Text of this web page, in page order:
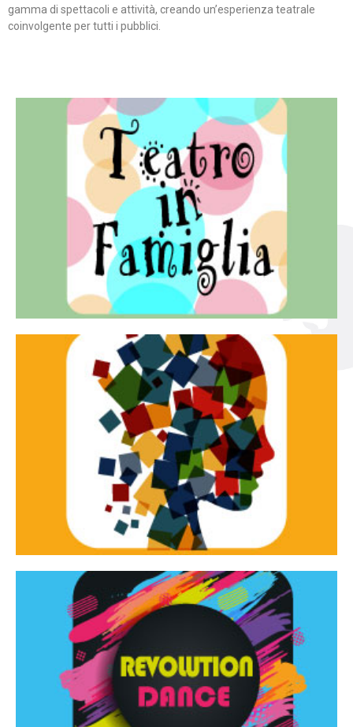
gamma di spettacoli e attività, creando un’esperienza teatrale
coinvolgente per tutti i pubblici.
Teatro in famiglia
Teatro In Famiglia è una rassegna di teatro concepita
per far condividere e godere del teatro all’intera
famiglia.
Continua
Tracce dinamiche
Tracce Dinamiche è una rassegna di teatro
d’innovazione e sperimentale.
Continua
Revolution Dance
Rassegna di danza contemporanea – I Edizione